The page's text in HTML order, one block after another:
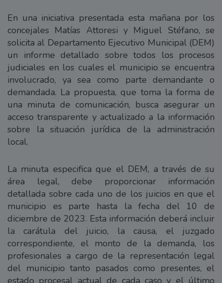
En una iniciativa presentada esta mañana por los
concejales Matías Attoresi y Miguel Stéfano, se
solicita al Departamento Ejecutivo Municipal (DEM)
un informe detallado sobre todos los procesos
judiciales en los cuales el municipio se encuentra
involucrado, ya sea como parte demandante o
demandada. La propuesta, que toma la forma de
una minuta de comunicación, busca asegurar un
acceso transparente y actualizado a la información
sobre la situación jurídica de la administración
local.
La minuta especifica que el DEM, a través de su
área legal, debe proporcionar información
detallada sobre cada uno de los juicios en que el
municipio es parte hasta la fecha del 10 de
diciembre de 2023. Esta información deberá incluir
la carátula del juicio, la causa, el juzgado
correspondiente, el monto de la demanda, los
profesionales a cargo de la representación legal
del municipio tanto pasados como presentes, el
estado procesal actual de cada caso y el último